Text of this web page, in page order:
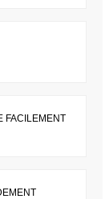
FACILEMENT